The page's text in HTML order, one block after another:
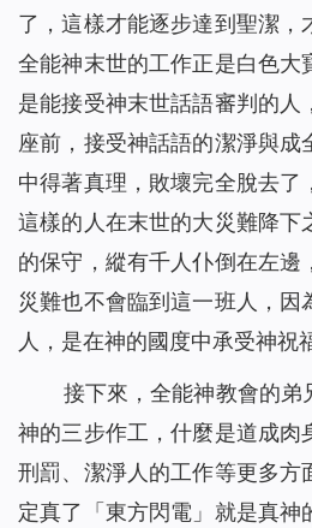
了，這樣才能逐步達到聖潔，
全能神末世的工作正是白色大
是能接受神末世話語審判的人
座前，接受神話語的潔淨與成
中得著真理，敗壞完全脫去了
這樣的人在末世的大災難降下
的保守，縱有千人仆倒在左邊
災難也不會臨到這一班人，因
人，是在神的國度中承受神祝
接下來，全能神教會的弟
神的三步作工，什麼是道成肉
刑罰、潔淨人的工作等更多方
定真了「東方閃電」就是真神